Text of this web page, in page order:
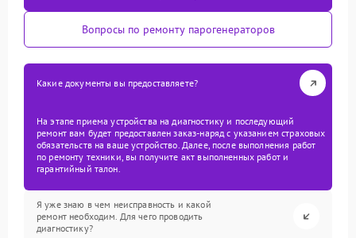
Вопросы по ремонту парогенераторов
Какие документы вы предоставляете?
На этапе приема устройства на диагностику и последующий
ремонт вам будет предоставлен заказ-наряд с указанием страховых
обязательств на ваше устройство. Далее, после выполнения работ
по ремонту техники, вы получите акт выполненных работ и
гарантийный талон.
Я уже знаю в чем неисправность и какой
ремонт необходим. Для чего проводить
диагностику?